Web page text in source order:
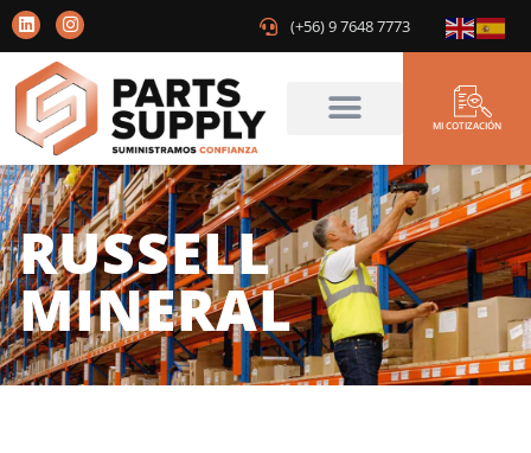
(+56) 9 7648 7773
MI COTIZACIÓN
RUSSELL
MINERAL